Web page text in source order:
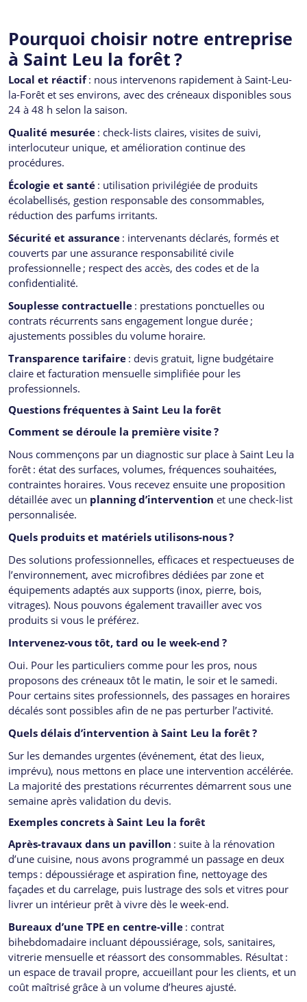
Pourquoi choisir notre entreprise
à Saint Leu la forêt ?
Local et réactif: nous intervenons rapidement à Saint-Leu-
la-Forêt et ses environs, avec des créneaux disponibles sous
24 à 48 h selon la saison.
Qualité mesurée : check-lists claires, visites de suivi,
interlocuteur unique, et amélioration continue des
procédures.
Écologie et santé : utilisation privilégiée de produits
écolabellisés, gestion responsable des consommables,
réduction des parfums irritants.
Sécurité et assurance : intervenants déclarés, formés et
couverts par une assurance responsabilité civile
professionnelle ; respect des accès, des codes et de la
confidentialité.
Souplesse contractuelle : prestations ponctuelles ou
contrats récurrents sans engagement longue durée ;
ajustements possibles du volume horaire.
Transparence tarifaire : devis gratuit, ligne budgétaire
claire et facturation mensuelle simplifiée pour les
professionnels.
Questions fréquentes à Saint Leu la forêt
Comment se déroule la première visite?
Nous commençons par un diagnostic sur place à Saint Leu la
forêt : état des surfaces, volumes, fréquences souhaitées,
contraintes horaires. Vous recevez ensuite une proposition
détaillée avec un planning d’intervention et une check-list
personnalisée.
Quels produits et matériels utilisons-nous?
Des solutions professionnelles, efficaces et respectueuses de
l’environnement, avec microfibres dédiées par zone et
équipements adaptés aux supports (inox, pierre, bois,
vitrages). Nous pouvons également travailler avec vos
produits si vous le préférez.
Intervenez-vous tôt, tard ou le week-end ?
Oui. Pour les particuliers comme pour les pros, nous
proposons des créneaux tôt le matin, le soir et le samedi.
Pour certains sites professionnels, des passages en horaires
décalés sont possibles afin de ne pas perturber l’activité.
Quels délais d’intervention à Saint Leu la forêt ?
Sur les demandes urgentes (événement, état des lieux,
imprévu), nous mettons en place une intervention accélérée.
La majorité des prestations récurrentes démarrent sous une
semaine après validation du devis.
Exemples concrets à Saint Leu la forêt
Après-travaux dans un pavillon : suite à la rénovation
d’une cuisine, nous avons programmé un passage en deux
temps : dépoussiérage et aspiration fine, nettoyage des
façades et du carrelage, puis lustrage des sols et vitres pour
livrer un intérieur prêt à vivre dès le week-end.
Bureaux d’une TPE en centre-ville : contrat
bihebdomadaire incluant dépoussiérage, sols, sanitaires,
vitrerie mensuelle et réassort des consommables. Résultat :
un espace de travail propre, accueillant pour les clients, et un
coût maîtrisé grâce à un volume d’heures ajusté.